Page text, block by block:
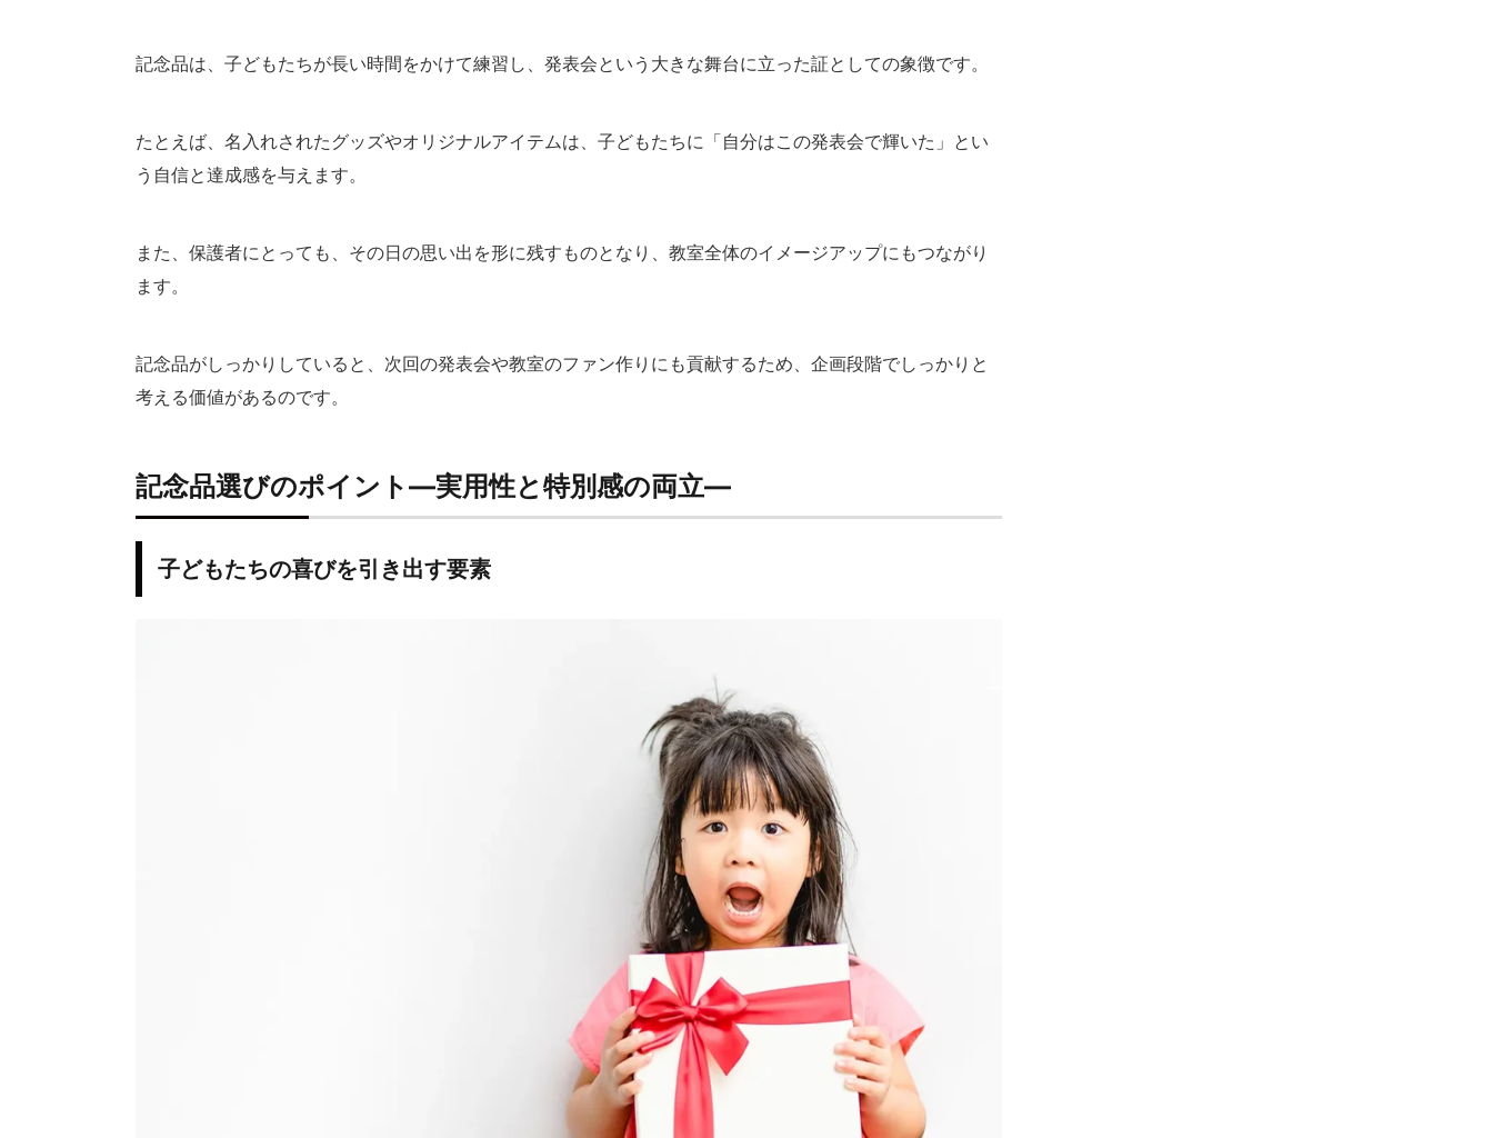
記念品は、子どもたちが長い時間をかけて練習し、発表会という大きな舞台に立った証としての象徴です。
たとえば、名入れされたグッズやオリジナルアイテムは、子どもたちに「自分はこの発表会で輝いた」とい
う自信と達成感を与えます。
また、保護者にとっても、その日の思い出を形に残すものとなり、教室全体のイメージアップにもつながり
ます。
記念品がしっかりしていると、次回の発表会や教室のファン作りにも貢献するため、企画段階でしっかりと
考える価値があるのです。
記念品選びのポイント―実用性と特別感の両立―
子どもたちの喜びを引き出す要素